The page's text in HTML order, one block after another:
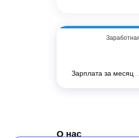
Зарплата за месяц
О нас